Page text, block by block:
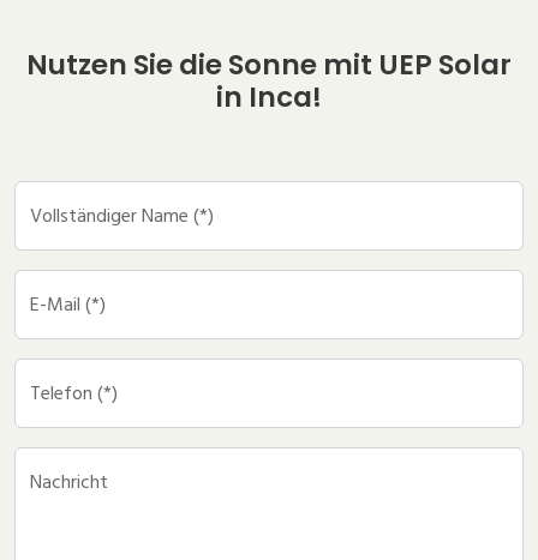
Nutzen Sie die Sonne mit UEP Solar
in Inca!
Vollständiger Name (*)
E-Mail (*)
Telefon (*)
Nachricht